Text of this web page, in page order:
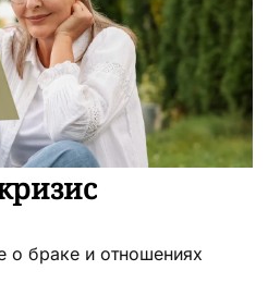
о браке и отношениях